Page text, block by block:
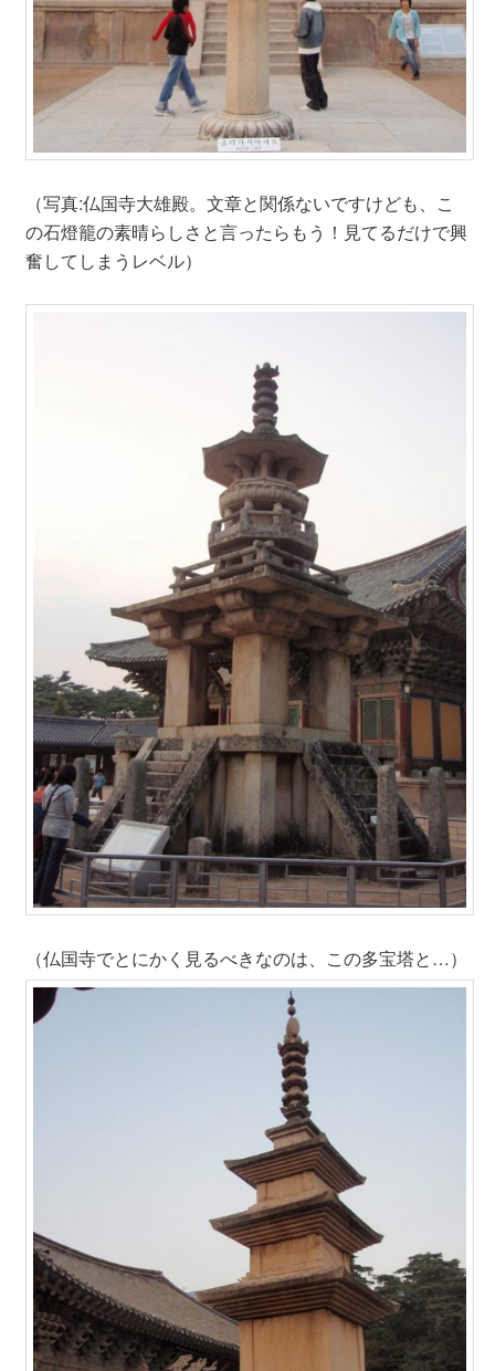
（写真:仏国寺大雄殿。文章と関係ないですけども、こ
の石燈籠の素晴らしさと言ったらもう！見てるだけで興
奮してしまうレベル）
（仏国寺でとにかく見るべきなのは、この多宝塔と…）